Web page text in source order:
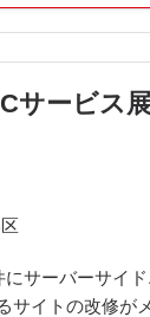
、モジュラーモ
、Notion、Figma
Zoom、Linear
。
サービ
サーバーサイ
イトの改修が